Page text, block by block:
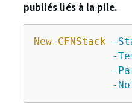
publiés liés à la pile.
New-CFNStack -
-
-
-